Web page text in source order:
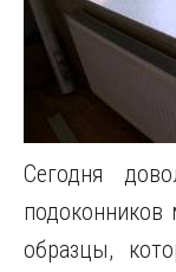
Сегодня
образцы,